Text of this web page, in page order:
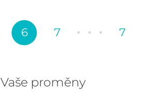
6 7 7
Vaše proměny